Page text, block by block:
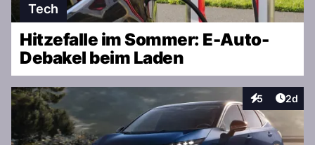
Tech
Hitzefalle im Sommer: E-Auto-
Debakel beim Laden
5
Interaktionen
2d